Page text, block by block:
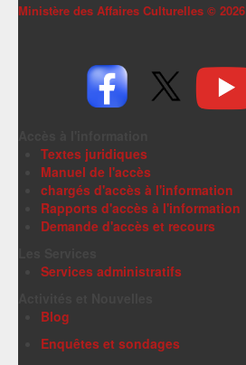
Ministère des Affaires Culturelles © 2026
Textes juridiques
Manuel de l'accès
chargés d'accès à l'information
Rapports d'accès à l'information
Demande d'accès et recours
Services administratifs
Blog
Enquêtes et sondages